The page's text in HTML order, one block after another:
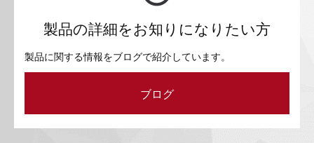
製品の詳細をお知りになりたい方
製品に関する情報をブログで紹介しています。
ブログ